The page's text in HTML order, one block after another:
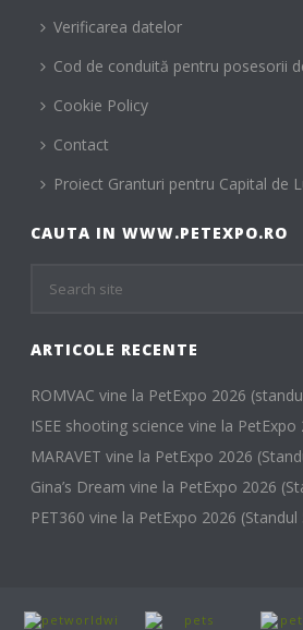
Verificarea datelor
Cod de conduită pentru posesorii
Cookie Policy
Contact
Proiect Granturi pentru Capital de
CAUTA IN WWW.PETEXPO.RO
ARTICOLE RECENTE
ROMVAC vine la PetExpo 2026
ISEE shooting science vine la
MARAVET vine la PetExpo 2026
Gina’s Dream vine la PetExpo 2026
PET360 vine la PetExpo 2026 (Standul